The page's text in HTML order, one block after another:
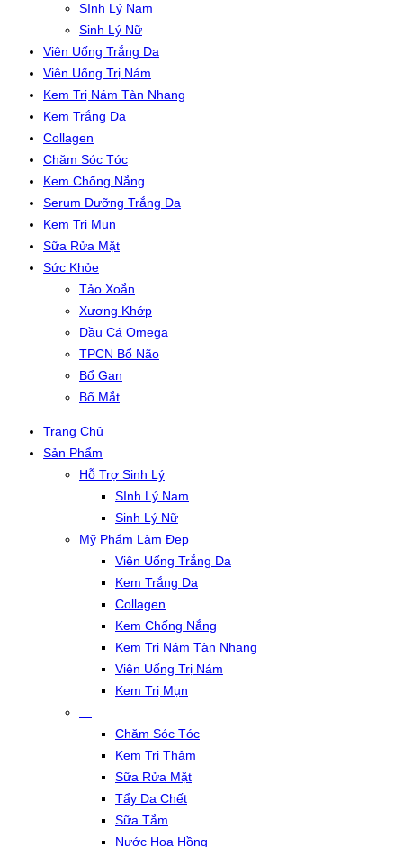
SInh Lý Nam
Sinh Lý Nữ
Viên Uống Trắng Da
Viên Uống Trị Nám
Kem Trị Nám Tàn Nhang
Kem Trắng Da
Collagen
Chăm Sóc Tóc
Kem Chống Nắng
Serum Dưỡng Trắng Da
Kem Trị Mụn
Sữa Rửa Mặt
Sức Khỏe
Tảo Xoắn
Xương Khớp
Dầu Cá Omega
TPCN Bổ Não
Bổ Gan
Bổ Mắt
Trang Chủ
Sản Phẩm
Hỗ Trợ Sinh Lý
SInh Lý Nam
Sinh Lý Nữ
Mỹ Phẩm Làm Đẹp
Viên Uống Trắng Da
Kem Trắng Da
Collagen
Kem Chống Nắng
Kem Trị Nám Tàn Nhang
Viên Uống Trị Nám
Kem Trị Mụn
Chăm Sóc Tóc
Kem Trị Thâm
Sữa Rửa Mặt
Tẩy Da Chết
Sữa Tắm
Nước Hoa Hồng